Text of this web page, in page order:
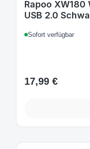
Rapoo XW180
USB 2.0
Sofort verfügbar
Regulärer Preis:
17,99 €